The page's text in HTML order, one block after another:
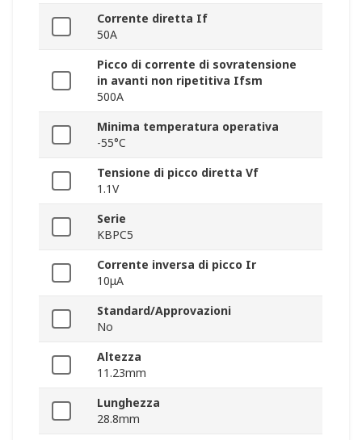
Corrente diretta If
50A
Picco di corrente di sovratensione
in avanti non ripetitiva Ifsm
500A
Minima temperatura operativa
-55°C
Tensione di picco diretta Vf
1.1V
Serie
KBPC5
Corrente inversa di picco Ir
10μA
Standard/Approvazioni
No
Altezza
11.23mm
Lunghezza
28.8mm